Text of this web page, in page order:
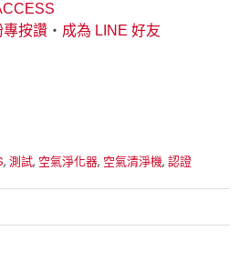
專按讚 ‧ 成為 LINE 好友
, 測試, 空氣淨化器, 空氣清淨機, 認證